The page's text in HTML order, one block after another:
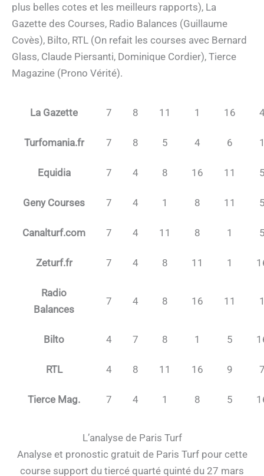
plus belles cotes et les meilleurs rapports), La
Gazette des Courses, Radio Balances (Guillaume
Covès), Bilto, RTL (On refait les courses avec Bernard
Glass, Claude Piersanti, Dominique Cordier), Tierce
Magazine (Prono Vérité).
La Gazette 7 8 11 1 16
Turfomania.fr 7 8 5 4 6
Equidia 7 4 8 16 11
Geny Courses 7 4 1 8 11
Canalturf.com 7 4 11 8 1
Zeturf.fr 7 4 8 11 1
Radio
Balances
7 4 8 16 11
Bilto 4 7 8 1 5
RTL 4 8 11 16 9
Tierce Mag. 7 4 1 8 5
L’analyse de Paris Turf
Analyse et pronostic gratuit de Paris Turf pour cette
course support du tiercé quarté quinté du 27 mars